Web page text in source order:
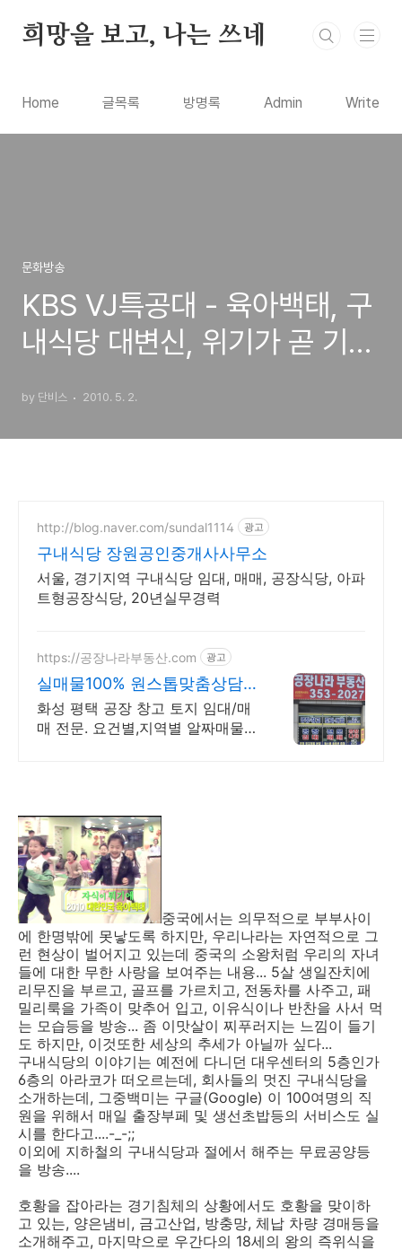
희망을 보고, 나는 쓰네
Home 글목록 방명록 Admin Write
문화방송
KBS VJ특공대 - 육아백태, 구
내식당 대변신, 위기가 곧 기
프리카 우간다 소년, 왕이 되다
by 단비스 2010. 5. 2.
http://blog.naver.com/sundal1114 광고
구내식당 장원공인중개사사무소
서울, 경기지역 구내식당 임대, 매매, 공장식당, 아파
트형공장식당, 20년실무경력
https://공장나라부동산.com 광고
실매물100% 원스톱맞춤상담
굿파트너! 공장나라부동산
화성 평택 공장 창고 토지 임대/매
매 전문. 요건별,지역별 알짜매물
중국에서는 의무적으로 부부사이
에 한명밖에 못낳도록 하지만, 우리나라는 자연적으로 그
런 현상이 벌어지고 있는데 중국의 소왕처럼 우리의 자녀
들에 대한 무한 사랑을 보여주는 내용... 5살 생일잔치에
리무진을 부르고, 골프를 가르치고, 전동차를 사주고, 패
밀리룩을 가족이 맞추어 입고, 이유식이나 반찬을 사서 먹
는 모습등을 방송... 좀 이맛살이 찌푸러지는 느낌이 들기
도 하지만, 이것또한 세상의 추세가 아닐까 싶다...
구내식당의 이야기는 예전에 다니던 대우센터의 5층인가
6층의 아라코가 떠오르는데, 회사들의 멋진 구내식당을
소개하는데, 그중백미는 구글(Google) 이 100여명의 직
원을 위해서 매일 출장부페 및 생선초밥등의 서비스도 실
시를 한다고....-_-;;
이외에 지하철의 구내식당과 절에서 해주는 무료공양등
을 방송....
호황을 잡아라는 경기침체의 상황에서도 호황을 맞이하
고 있는, 양은냄비, 금고산업, 방충망, 체납 차량 경매등을
소개해주고, 마지막으로 우간다의 18세의 왕의 즉위식을